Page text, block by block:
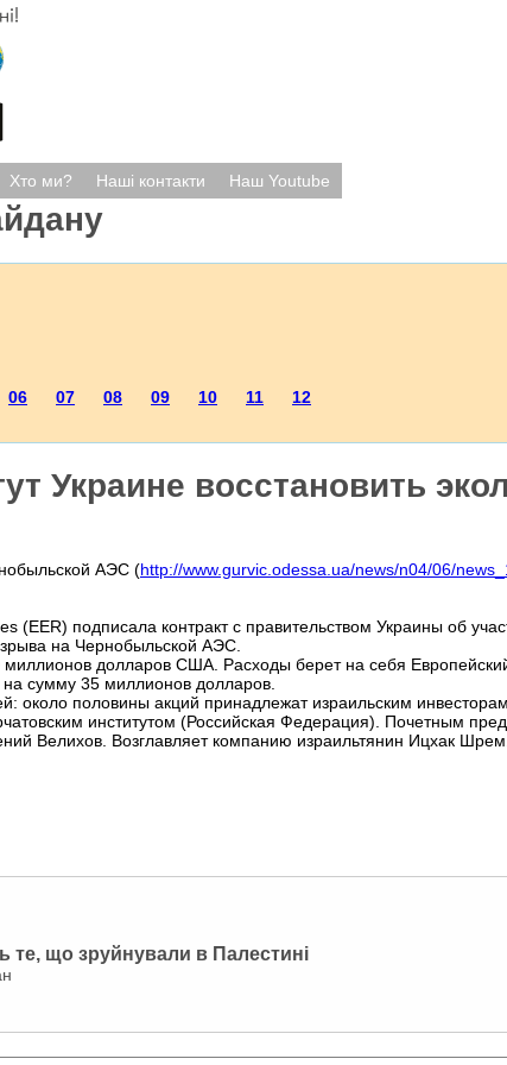
Хто ми? Наші контакти Наш Youtube
06 07 08 09 10 11 12
Украине восстановить
АЭС (http://www.gurvic.odessa.ua/news/n04/06/
(EER) подписала контракт с правительством Украины об
на Чернобыльской АЭС.
миллионов долларов США. Расходы берет на себя
сумму 35 миллионов долларов.
около половины акций принадлежат израильским
институтом (Российская Федерация). Почетным
Велихов. Возглавляет компанию израильтянин Ицхак Шрем.
те, що зруйнували в Палестині